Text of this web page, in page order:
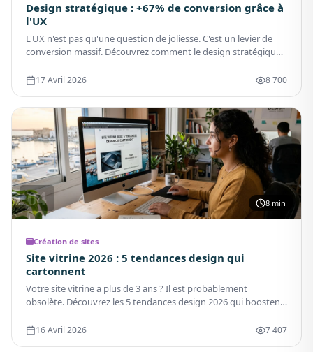
Design stratégique : +67% de conversion grâce à
l'UX
L'UX n'est pas qu'une question de joliesse. C'est un levier de
conversion massif. Découvrez comment le design stratégique
a doublé le taux de conversion de nos clients.
17 Avril 2026 8 700
8 min
04
Création de sites
Site vitrine 2026 : 5 tendances design qui
cartonnent
Votre site vitrine a plus de 3 ans ? Il est probablement
obsolète. Découvrez les 5 tendances design 2026 qui boostent
la conversion jusqu'à +156%.
16 Avril 2026 7 407